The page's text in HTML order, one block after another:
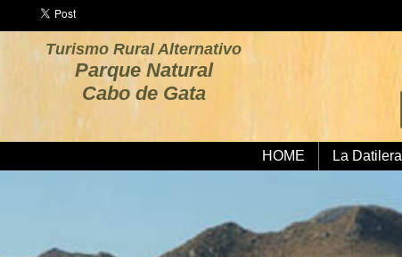
Turismo Rural Alternativo
Parque Natural
Cabo de Gata
HOME La Datilera